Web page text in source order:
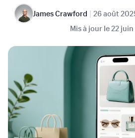
James Crawford | 26 août
Mis à jour le22